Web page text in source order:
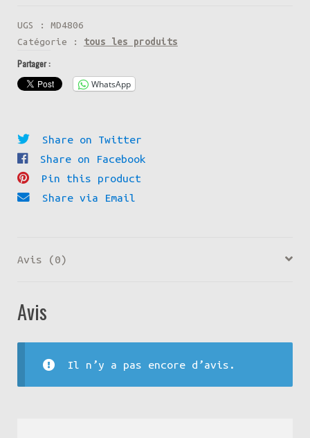
UGS : MD4806
Catégorie : tous les produits
Partager :
WhatsApp
Share on Twitter
Share on Facebook
Pin this product
Share via Email
Avis (0)
Avis
Il n’y a pas encore d’avis.